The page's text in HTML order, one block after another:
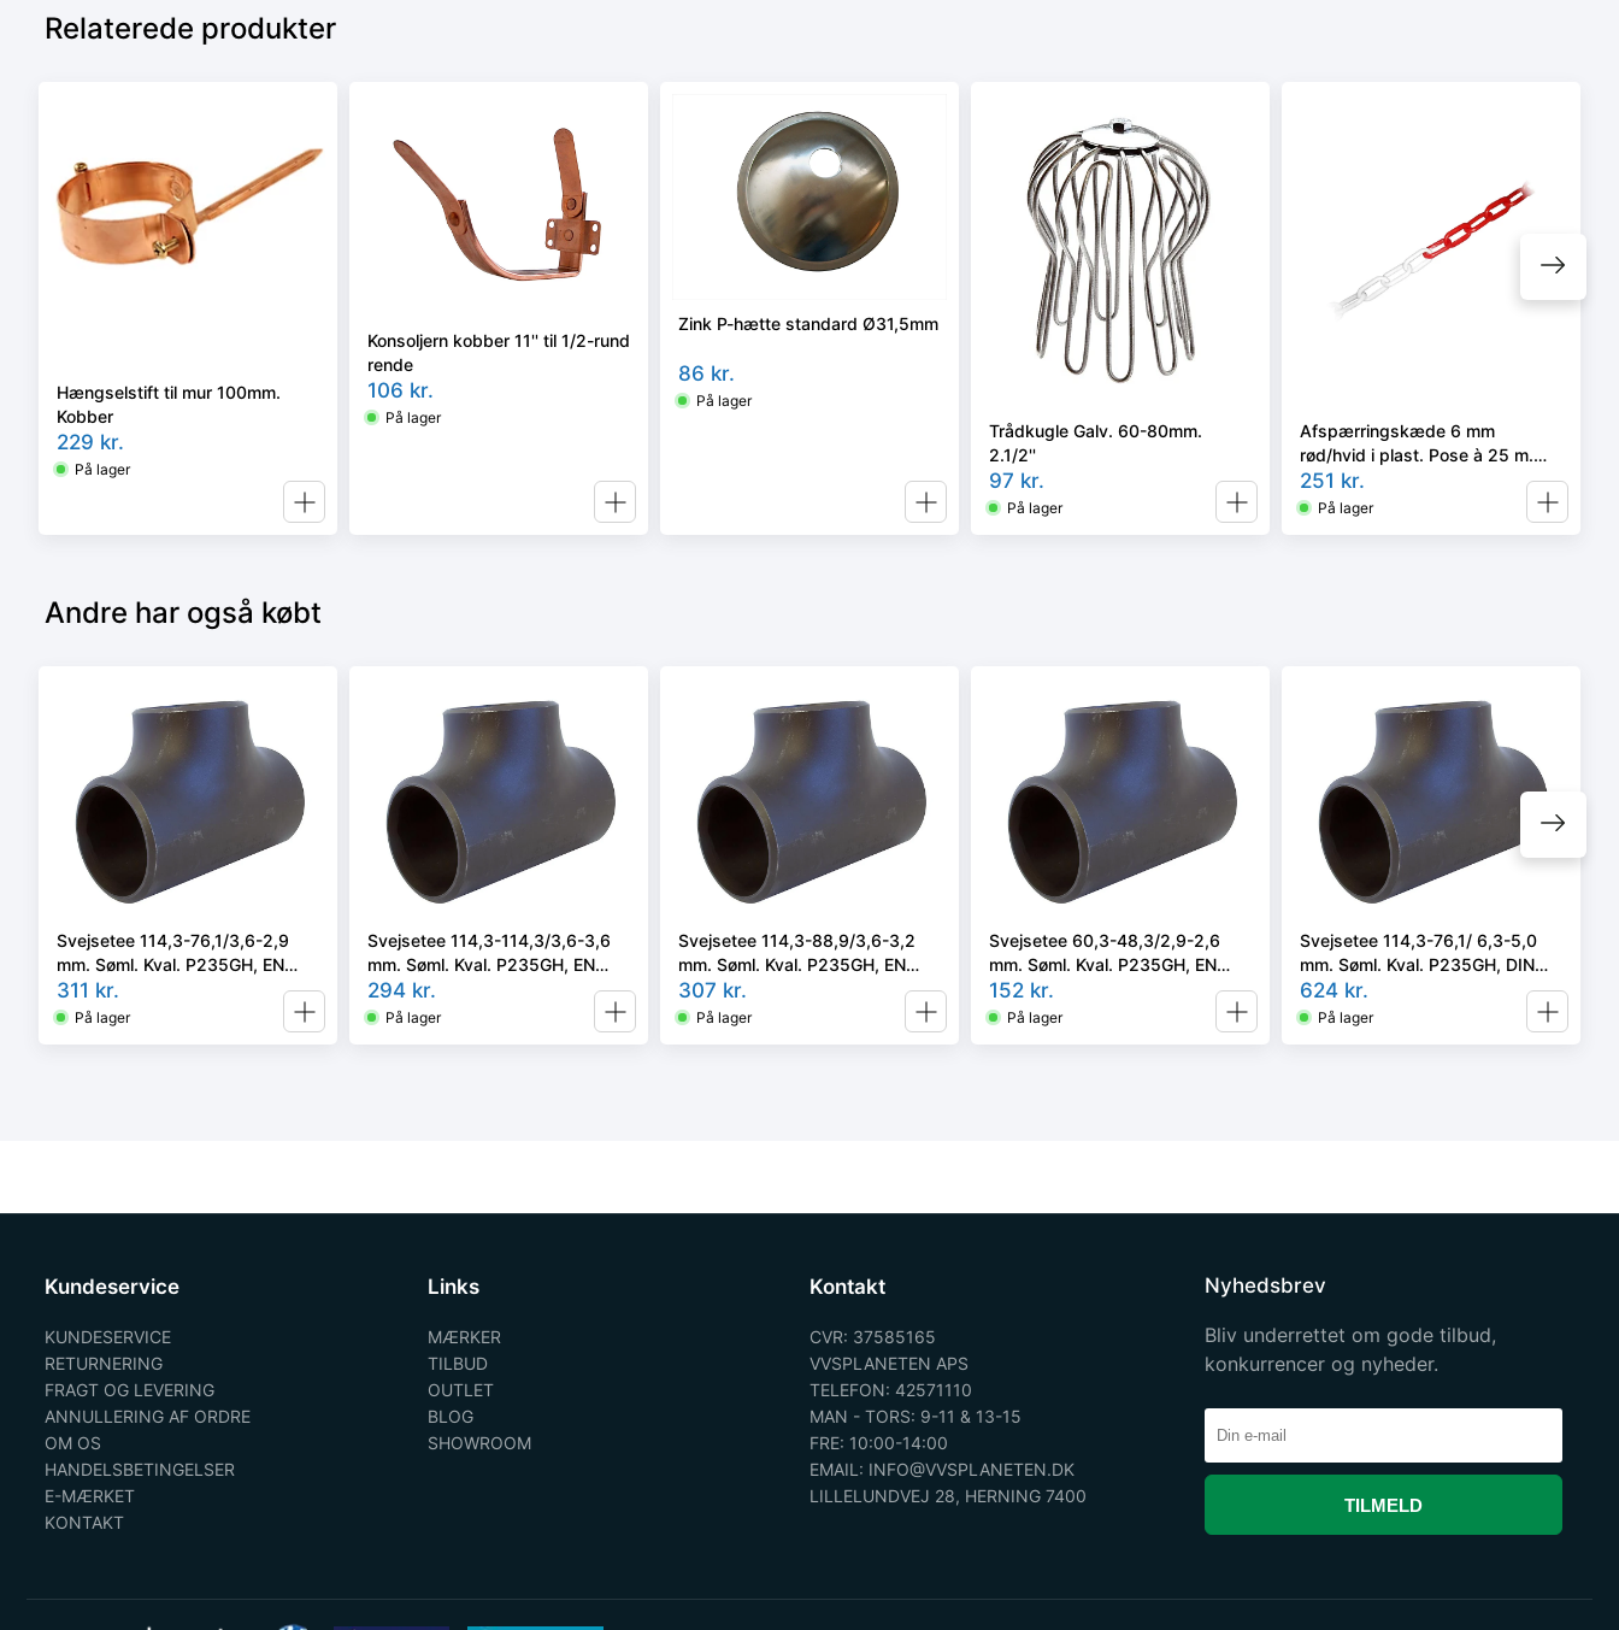
Relaterede produkter
Hængselstift til mur 100mm.
Kobber
229 kr.
På lager
Konsoljern kobber 11'' til 1/2-rund
rende
106 kr.
På lager
Zink P-hætte standard Ø31,5mm
86 kr.
På lager
Trådkugle Galv. 60-80mm.
2.1/2''
97 kr.
På lager
Afspærringskæde 6 mm
rød/hvid i plast. Pose à 25 m.
Inkl. samleled
251 kr.
På lager
Andre har også købt
Svejsetee 114,3-76,1/3,6-2,9
mm. Søml. Kval. P235GH, EN
10253-2/rk2 type A.
311 kr.
På lager
Svejsetee 114,3-114,3/3,6-3,6
mm. Søml. Kval. P235GH, EN
10253-2/rk2 type A.
294 kr.
På lager
Svejsetee 114,3-88,9/3,6-3,2
mm. Søml. Kval. P235GH, EN
10253-2/rk2 type A.
307 kr.
På lager
Svejsetee 60,3-48,3/2,9-2,6
mm. Søml. Kval. P235GH, EN
10253-2/rk2 type A.
152 kr.
På lager
Svejsetee 114,3-76,1/ 6,3-5,0
mm. Søml. Kval. P235GH, DIN
1615/1 el. EN 10253-2/A i vort
valg
624 kr.
På lager
Kundeservice
KUNDESERVICE
RETURNERING
FRAGT OG LEVERING
ANNULLERING AF ORDRE
OM OS
HANDELSBETINGELSER
E-MÆRKET
KONTAKT
Links
MÆRKER
TILBUD
OUTLET
BLOG
SHOWROOM
Kontakt
CVR: 37585165
VVSPLANETEN APS
TELEFON: 42571110
MAN - TORS: 9-11 & 13-15
FRE: 10:00-14:00
EMAIL: INFO@VVSPLANETEN.DK
LILLELUNDVEJ 28, HERNING 7400
Nyhedsbrev
Bliv underrettet om gode tilbud,
konkurrencer og nyheder.
TILMELD